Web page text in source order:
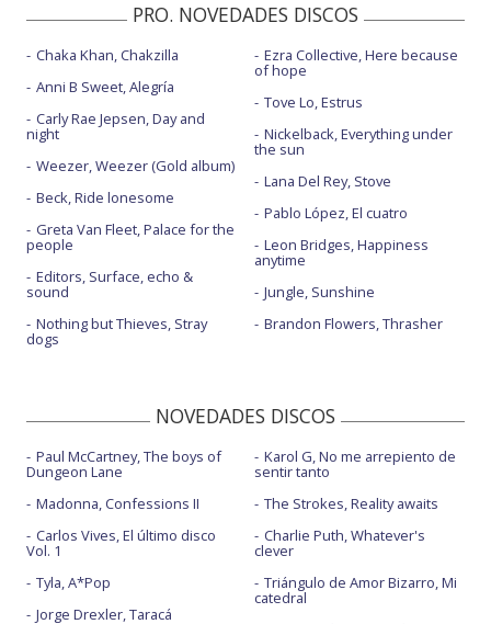
PRO. NOVEDADES DISCOS
Chaka Khan, Chakzilla
Anni B Sweet, Alegría
Carly Rae Jepsen, Day and
night
Weezer, Weezer (Gold album)
Beck, Ride lonesome
Greta Van Fleet, Palace for the
people
Editors, Surface, echo &
sound
Nothing but Thieves, Stray
dogs
Ezra Collective, Here because
of hope
Tove Lo, Estrus
Nickelback, Everything under
the sun
Lana Del Rey, Stove
Pablo López, El cuatro
Leon Bridges, Happiness
anytime
Jungle, Sunshine
Brandon Flowers, Thrasher
NOVEDADES DISCOS
Paul McCartney, The boys of
Dungeon Lane
Madonna, Confessions II
Carlos Vives, El último disco
Vol. 1
Tyla, A*Pop
Jorge Drexler, Taracá
Karol G, No me arrepiento de
sentir tanto
The Strokes, Reality awaits
Charlie Puth, Whatever's
clever
Triángulo de Amor Bizarro, Mi
catedral